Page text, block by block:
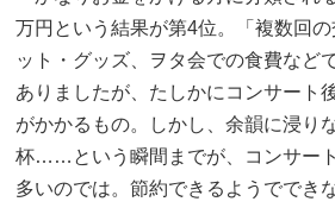
万円という結果が第4位。「複数回
ット・グッズ、ヲタ会での食費など
ありましたが、たしかにコンサート
がかかるもの。しかし、余韻に浸り
杯……という瞬間までが、コンサー
多いのでは。節約できるようででき